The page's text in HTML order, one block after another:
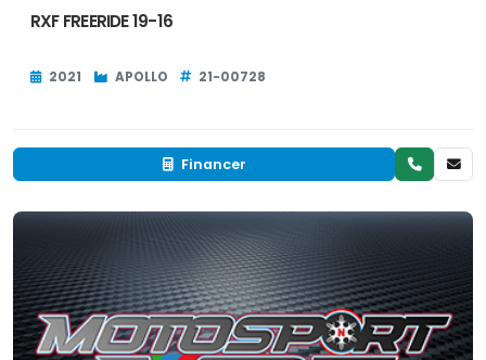
RXF FREERIDE 19-16
2021 APOLLO 21-00728
Financer
Neuf